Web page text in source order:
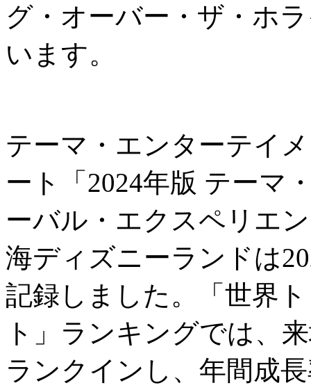
グ・オーバー・ザ・ホ
います。
テーマ・エンターテイ
ート「2024年版 テーマ
ーバル・エクスペリエ
海ディズニーランドは
記録しました。「世界
ト」ランキングでは、
ランクインし、年間成